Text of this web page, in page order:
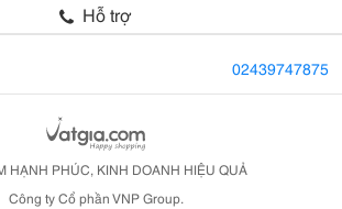
Hỗ trợ
02439747875
HẠNH PHÚC, KINH DOANH HIỆU QUẢ
Công ty Cổ phần VNP Group.